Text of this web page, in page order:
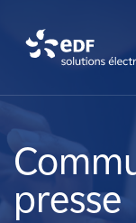
A propos de nous
Ce que nous faisons
presse